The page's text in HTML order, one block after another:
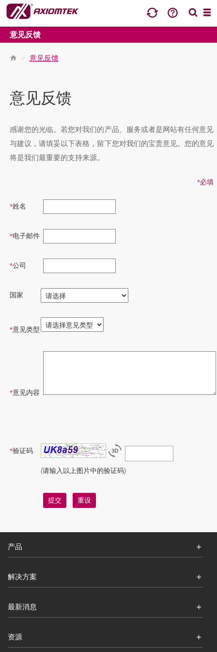
意见反馈
> 意见反馈
意见反馈
感谢您的光临。若您对我们的产品、服务或者是网站有任何意见
与建议，请填妥以下表格，留下您对我们的宝贵意见。您的意见
将是我们最重要的支持来源。
*必填
*姓名
*电子邮件
*公司
国家
*意见类型
*意见内容
*验证码
(请输入以上图片中的验证码)
产品
解决方案
最新消息
资源